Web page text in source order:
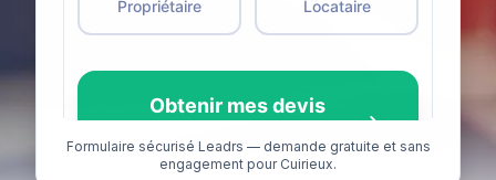
Formulaire sécurisé Leadrs — demande gratuite et sans
engagement pour Cuirieux.